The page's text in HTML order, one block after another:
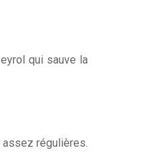
qui sauve la
régulières.